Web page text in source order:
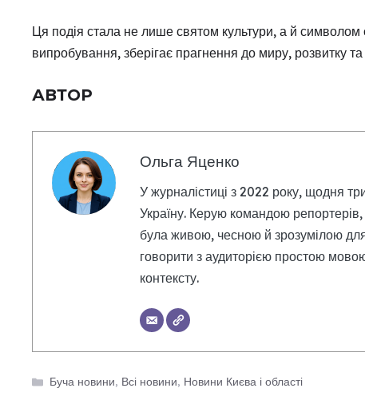
Ця подія стала не лише святом культури, а й символом
випробування, зберігає прагнення до миру, розвитку
АВТОР
Ольга Яценко
У журналістиці з 2022 року, щодня
Україну. Керую командою
була живою, чесною й зрозумілою
говорити з аудиторією простою
контексту.
Категорії
Буча новини, Всі новини, Новини Києва і області